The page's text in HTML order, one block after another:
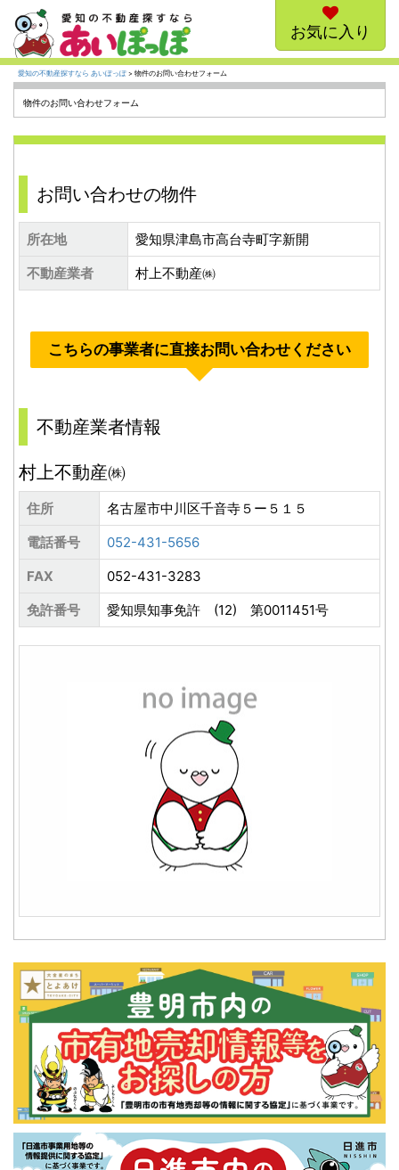
お気に入り
愛知の不動産探すなら あいぽっぽ> 物件のお問い合わせフォーム
物件のお問い合わせフォーム
お問い合わせの物件
所在地
愛知県津島市高台寺町字新開
不動産業者
村上不動産㈱
こちらの事業者に直接お問い合わせください
不動産業者情報
村上不動産㈱
住所
名古屋市中川区千音寺５ー５１５
電話番号
052-431-5656
FAX
052-431-3283
免許番号
愛知県知事免許 (12) 第0011451号